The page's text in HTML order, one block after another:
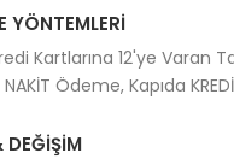
YÖNTEMLERİ
Kartlarına 12'ye Varan
NAKİT Ödeme, Kapıda
DEĞİŞİM